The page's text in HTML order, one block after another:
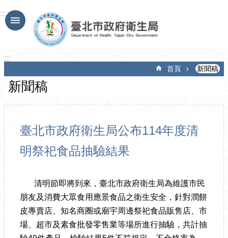
跳到主要內容區塊
:::
:::
首頁 新聞稿
新聞稿
臺北市政府衛生局公布114年度清
明祭祀食品抽驗結果
清明節即將到來，臺北市政府衛生局為維護市民
朋友及消費大眾食用應景食品之衛生安全，針對潤餅
皮專賣店、知名商圈或廟宇周邊祭祀食品販售店、市
場、超市及素食批發零售業等場所進行抽驗，共計抽